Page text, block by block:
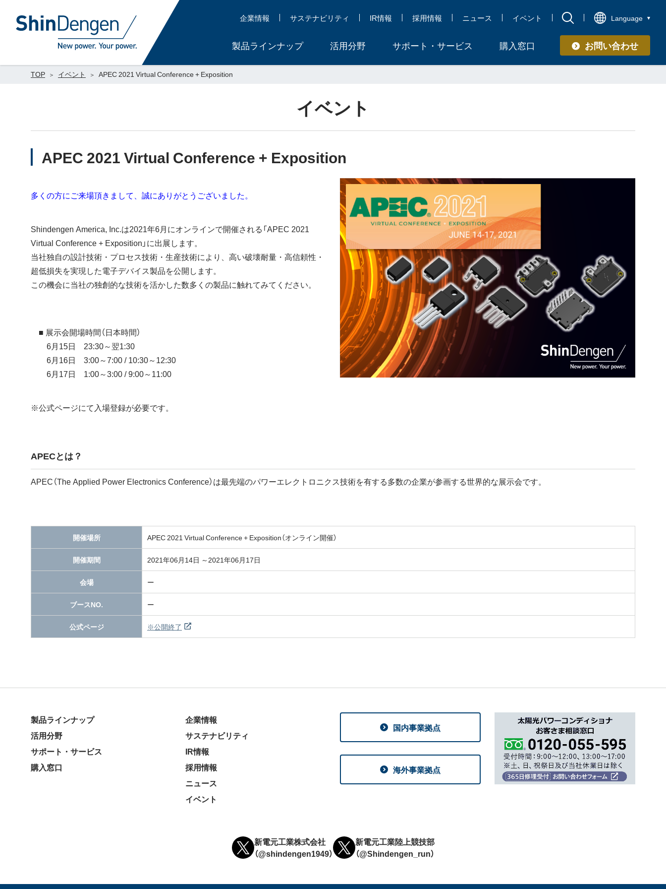
企業情報 サステナビリティ IR情報 採用情報 ニュース イベント Language
製品ラインナップ 活用分野 サポート・サービス 購入窓口 お問い合わせ
TOP イベント APEC 2021 Virtual Conference + Exposition
イベント
APEC 2021 Virtual Conference + Exposition
多くの方にご来場頂きまして、誠にありがとうございました。
Shindengen America, Inc.は2021年6月にオンラインで開催される「APEC 2021
Virtual Conference + Exposition」に出展します。
当社独自の設計技術・プロセス技術・生産技術により、高い破壊耐量・高信頼性・
超低損失を実現した電子デバイス製品を公開します。
この機会に当社の独創的な技術を活かした数多くの製品に触れてみてください。
■ 展示会開場時間（日本時間）
6月15日 23:30～翌1:30
6月16日 3:00～7:00 / 10:30～12:30
6月17日 1:00～3:00 / 9:00～11:00
※公式ページにて入場登録が必要です。
APECとは？
APEC（The Applied Power Electronics Conference）は最先端のパワーエレクトロニクス技術を有する多数の企業が参画する世界的な展示会です。
開催場所 APEC 2021 Virtual Conference + Exposition（オンライン開催）
開催期間 2021年06月14日 ～2021年06月17日
会場 ー
ブースNO. ー
公式ページ ※公開終了
製品ラインナップ
活用分野
サポート・サービス
購入窓口
企業情報
サステナビリティ
IR情報
採用情報
ニュース
イベント
国内事業拠点
海外事業拠点
新電元工業株式会社
（@shindengen1949）
新電元工業陸上競技部
（@Shindengen_run）